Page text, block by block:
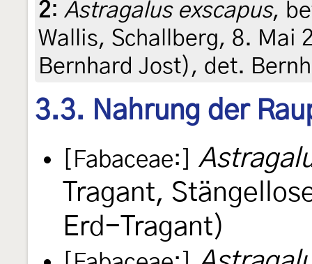
2: Astragalus exscapus,
Wallis, Schallberg, 8. Mai
Bernhard Jost), det.
3.3. Nahrung der
[Fabaceae:]
Tragant,
Erd-Tragant)